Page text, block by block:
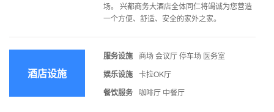
场。 兴都商务大酒店全体同仁将竭诚为您营造
一个方便、舒适、安全的家外之家。
酒店设施
服务设施 商场 会议厅 停车场 医务室
娱乐设施 卡拉OK厅
餐饮服务 咖啡厅 中餐厅